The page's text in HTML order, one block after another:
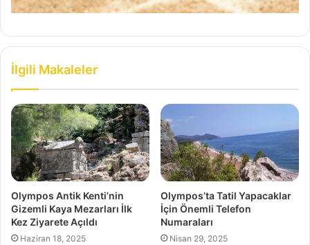
İlgili Makaleler
Olympos Antik Kenti’nin
Gizemli Kaya Mezarları İlk
Kez Ziyarete Açıldı
Haziran 18, 2025
Olympos’ta Tatil Yapacaklar
İçin Önemli Telefon
Numaraları
Nisan 29, 2025